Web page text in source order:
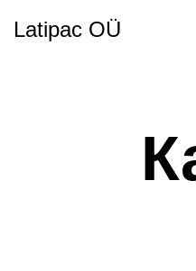
Latipac OÜ